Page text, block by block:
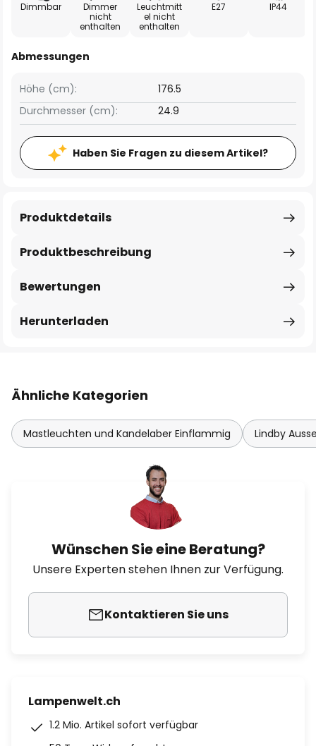
Dimmbar
Dimmer
nicht
enthalten
Leuchtmitt
el nicht
enthalten
E27 IP44
Abmessungen
Höhe (cm):
176.5
Durchmesser (cm):
24.9
Haben Sie Fragen zu diesem Artikel?
Produktbeschreibung
Produktdetails
Bewertungen
Herunterladen
Ähnliche Kategorien
Mastleuchten und Kandelaber Einflammig Lindby
Wünschen Sie eine Beratung?
Unsere Experten stehen Ihnen zur Verfügung.
Kontaktieren Sie uns
Lampenwelt.ch
1.2 Mio. Artikel sofort verfügbar